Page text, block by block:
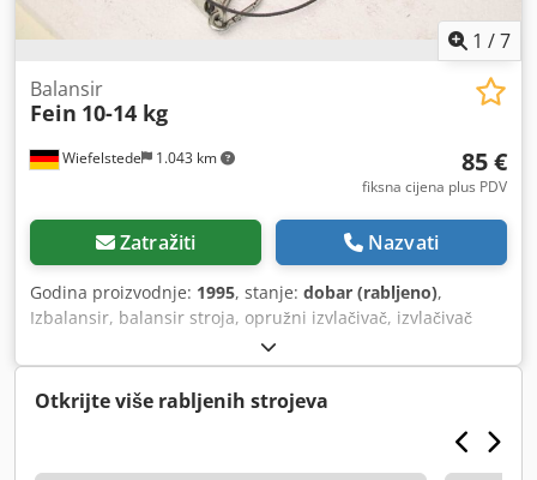
Stanje: Rabljeno – pokazuje uobičajene tragove korištenja,
potpuno tehnički ispravno.
1 /7
Wiefelstede 1.043 km
Balansir
Fein 10-14 kg
85 €
fiksna cijena plus PDV
Zatražiti Nazvati
Godina proizvodnje: 1995, stanje: dobar (rabljeno),
Izbalansir, balansir stroja, opružni izvlačivač, izvlačivač
užeta, izjednačivač težine, namotač - Proizvođač: Fein,
balansir s oprugom - Nosivost: 10–14 kg - Kataloški broj:
90801029002 - Količina: 1x opružni izvlačivač dostupan -
Dimenzije: 310/190/135 mm Credszhuglopfx Ah Eef -
Otkrijte više rabljenih strojeva